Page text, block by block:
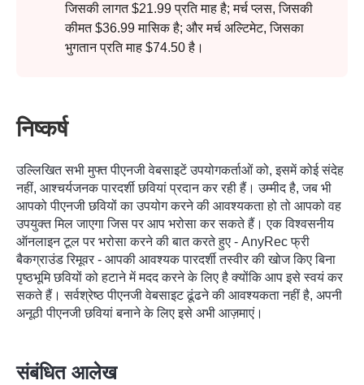
जिसकी लागत $21.99 प्रति माह है; मर्च प्लस, जिसकी
कीमत $36.99 मासिक है; और मर्च अल्टिमेट, जिसका
भुगतान प्रति माह $74.50 है।
निष्कर्ष
उल्लिखित सभी मुफ्त पीएनजी वेबसाइटें उपयोगकर्ताओं को, इसमें कोई संदेह
नहीं, आश्चर्यजनक पारदर्शी छवियां प्रदान कर रही हैं। उम्मीद है, जब भी
आपको पीएनजी छवियों का उपयोग करने की आवश्यकता हो तो आपको वह
उपयुक्त मिल जाएगा जिस पर आप भरोसा कर सकते हैं। एक विश्वसनीय
ऑनलाइन टूल पर भरोसा करने की बात करते हुए - AnyRec फ्री
बैकग्राउंड रिमूवर - आपकी आवश्यक पारदर्शी तस्वीर की खोज किए बिना
पृष्ठभूमि छवियों को हटाने में मदद करने के लिए है क्योंकि आप इसे स्वयं कर
सकते हैं। सर्वश्रेष्ठ पीएनजी वेबसाइट ढूंढने की आवश्यकता नहीं है, अपनी
अनूठी पीएनजी छवियां बनाने के लिए इसे अभी आज़माएं।
संबंधित आलेख